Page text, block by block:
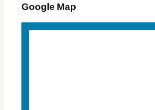
Google Map